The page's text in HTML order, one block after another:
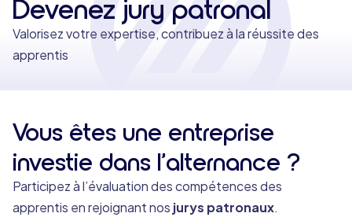
Devenez jury patronal
Valorisez votre expertise, contribuez à la réussite des
apprentis
Vous êtes une entreprise
investie dans l’alternance ?
Participez à l’évaluation des compétences des
apprentis en rejoignant nos jurys patronaux.